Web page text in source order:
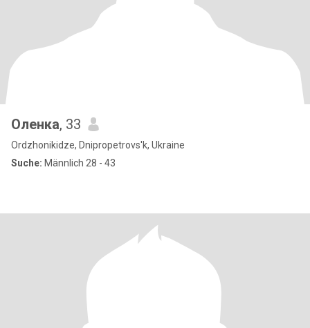
Оленка, 33
Ordzhonikidze, Dnipropetrovs'k, Ukraine
Suche: Männlich 28 - 43